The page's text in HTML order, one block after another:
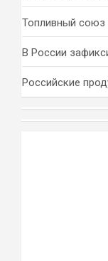
Топливный союз
В России
Российские